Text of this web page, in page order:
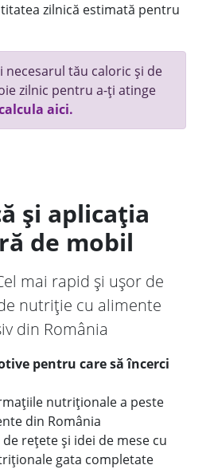
zilnică estimată pentru
necesarul tău caloric și de
zilnic pentru a-ți atinge
aici.
și aplicația
de mobil
mai rapid și ușor de
nutriție cu alimente
din România
pentru care să încerci
nutriționale a peste
din România
de rețete și idei de mese cu
gata completate